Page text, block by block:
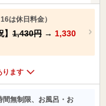
は休日料金）
1,430円 → 1,330
ります
間無制限、お風呂・お